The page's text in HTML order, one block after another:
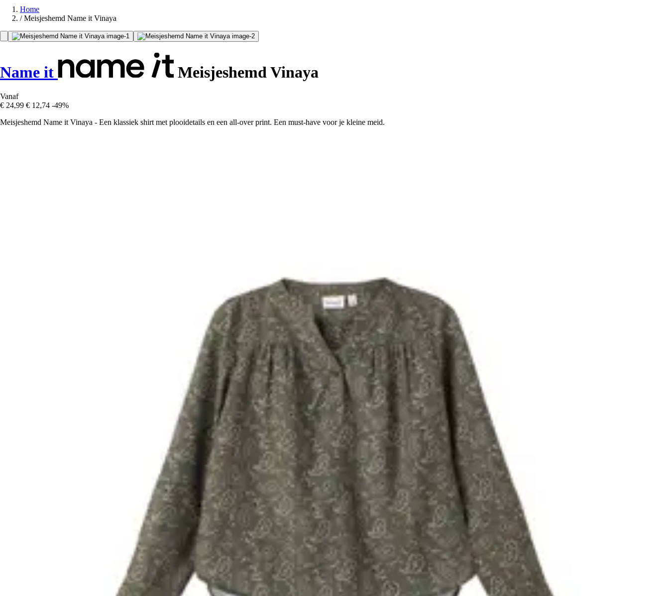
Home
/ Meisjeshemd Name it Vinaya
Name it Meisjeshemd Vinaya
Vanaf
€ 24,99 € 12,74 -49%
Meisjeshemd Name it Vinaya - Een klassiek shirt met plooidetails en een all-over print. Een must-have voor je kleine meid.